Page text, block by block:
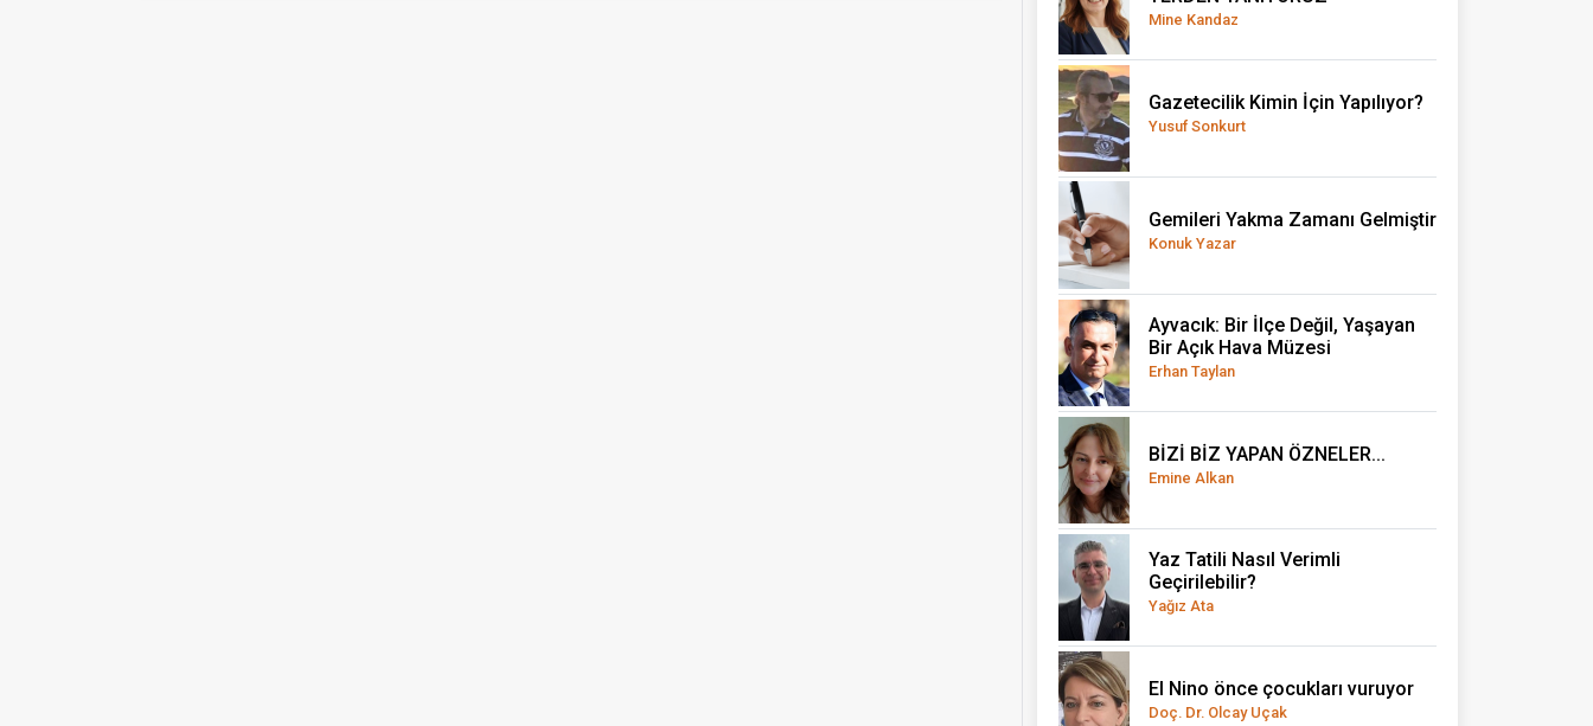
Mine Kandaz
Gazetecilik Kimin İçin Yapılıyor?
Yusuf Sonkurt
Gemileri Yakma Zamanı Gelmiştir
Konuk Yazar
Ayvacık: Bir İlçe Değil, Yaşayan
Bir Açık Hava Müzesi
Erhan Taylan
BİZİ BİZ YAPAN ÖZNELER...
Emine Alkan
Yaz Tatili Nasıl Verimli
Geçirilebilir?
Yağız Ata
El Nino önce çocukları vuruyor
Doç. Dr. Olcay Uçak